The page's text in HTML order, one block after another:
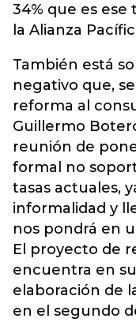
34% que es
la Alianza
También está
negativo que,
reforma al
Guillermo
reunión de
formal no
tasas actuales,
informalidad y
nos pondrá en
El proyecto de
encuentra en
elaboración de
en el segundo